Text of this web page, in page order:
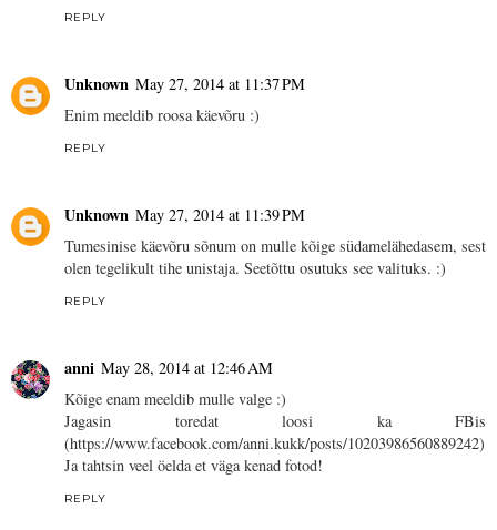
REPLY
Unknown May 27, 2014 at 11:37 PM
Enim meeldib roosa käevõru :)
REPLY
Unknown May 27, 2014 at 11:39 PM
Tumesinise käevõru sõnum on mulle kõige südamelähedasem, sest
olen tegelikult tihe unistaja. Seetõttu osutuks see valituks. :)
REPLY
anni May 28, 2014 at 12:46 AM
Kõige enam meeldib mulle valge :)
Jagasin toredat loosi ka FBis
(https://www.facebook.com/anni.kukk/posts/10203986560889242)
Ja tahtsin veel öelda et väga kenad fotod!
REPLY